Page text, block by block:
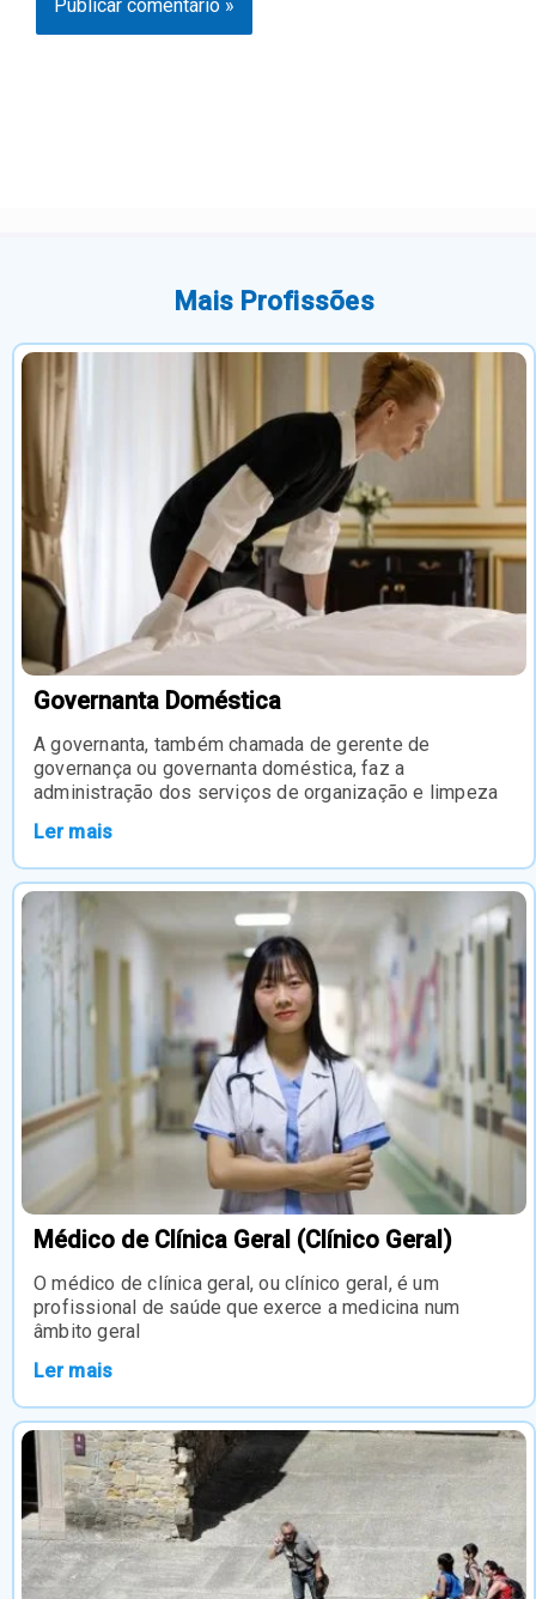
Mais Profissões
Governanta Doméstica
A governanta, também chamada de gerente de
governança ou governanta doméstica, faz a
administração dos serviços de organização e limpeza
Ler mais
Médico de Clínica Geral (Clínico Geral)
O médico de clínica geral, ou clínico geral, é um
profissional de saúde que exerce a medicina num
âmbito geral
Ler mais